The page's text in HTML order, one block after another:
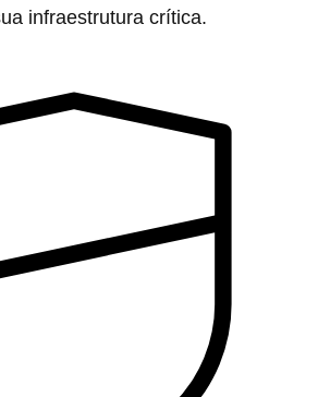
infraestrutura crítica.